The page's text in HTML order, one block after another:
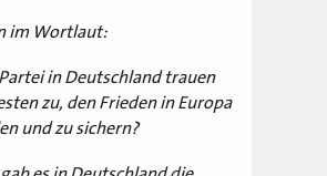
im Wortlaut:
in Deutschland trauen
zu, den Frieden in Europa
und zu sichern?